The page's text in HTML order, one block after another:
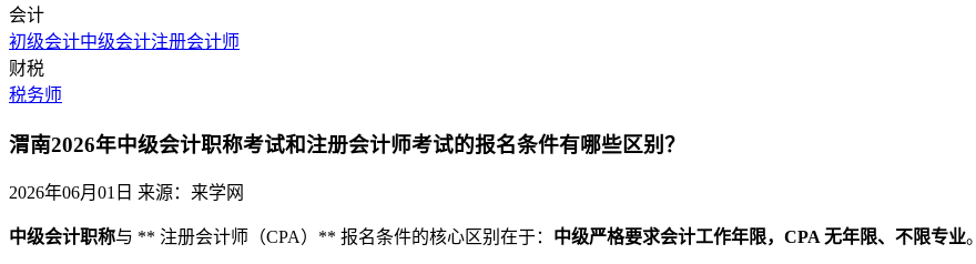
会计
初级会计中级会计注册会计师
财税
税务师
渭南2026年中级会计职称考试和注册会计师考试的报名条件有哪些区别？
2026年06月01日 来源：来学网
中级会计职称与 ** 注册会计师（CPA）** 报名条件的核心区别在于： 中级严格要求会计工作年限，CPA 无年限、不限专业。